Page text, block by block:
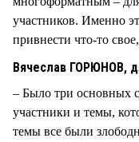
участников. Именно
привнести что-то
Вячеслав ГОРЮНОВ,
– Было три основных
участники и темы,
темы все были